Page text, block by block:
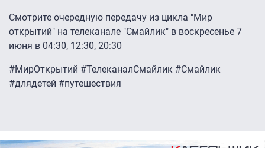
Смотрите очередную передачу из цикла "Мир
открытий" на телеканале "Смайлик" в воскресенье 7
июня в 04:30, 12:30, 20:30
#МирОткрытий #ТелеканалСмайлик #Смайлик
#длядетей #путешествия